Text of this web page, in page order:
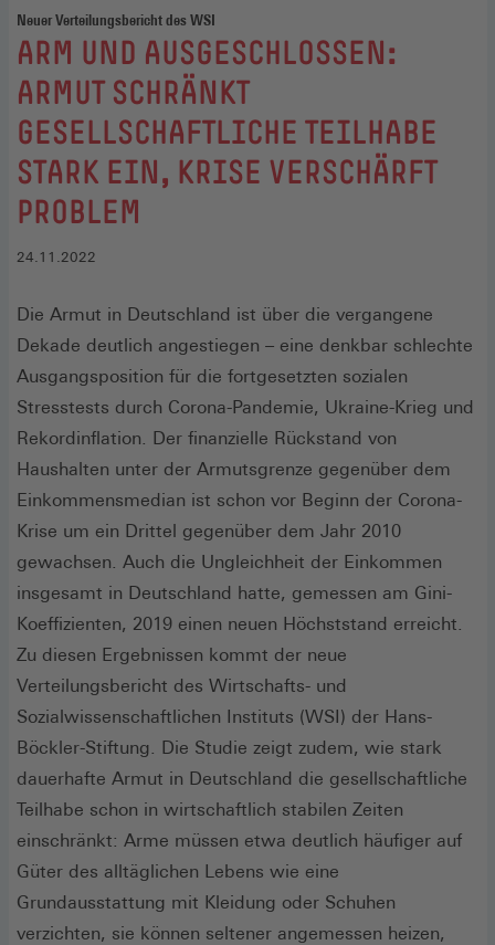
Neuer Verteilungsbericht des WSI
:
ARM UND AUSGESCHLOSSEN:
ARMUT SCHRÄNKT
GESELLSCHAFTLICHE TEILHABE
STARK EIN, KRISE VERSCHÄRFT
PROBLEM
24.11.2022
Die Armut in Deutschland ist über die vergangene
Dekade deutlich angestiegen – eine denkbar schlechte
Ausgangsposition für die fortgesetzten sozialen
Stresstests durch Corona-Pandemie, Ukraine-Krieg und
Rekordinflation. Der finanzielle Rückstand von
Haushalten unter der Armutsgrenze gegenüber dem
Einkommensmedian ist schon vor Beginn der Corona-
Krise um ein Drittel gegenüber dem Jahr 2010
gewachsen. Auch die Ungleichheit der Einkommen
insgesamt in Deutschland hatte, gemessen am Gini-
Koeffizienten, 2019 einen neuen Höchststand erreicht.
Zu diesen Ergebnissen kommt der neue
Verteilungsbericht des Wirtschafts- und
Sozialwissenschaftlichen Instituts (WSI) der Hans-
Böckler-Stiftung. Die Studie zeigt zudem, wie stark
dauerhafte Armut in Deutschland die gesellschaftliche
Teilhabe schon in wirtschaftlich stabilen Zeiten
einschränkt: Arme müssen etwa deutlich häufiger auf
Güter des alltäglichen Lebens wie eine
Grundausstattung mit Kleidung oder Schuhen
verzichten, sie können seltener angemessen heizen,